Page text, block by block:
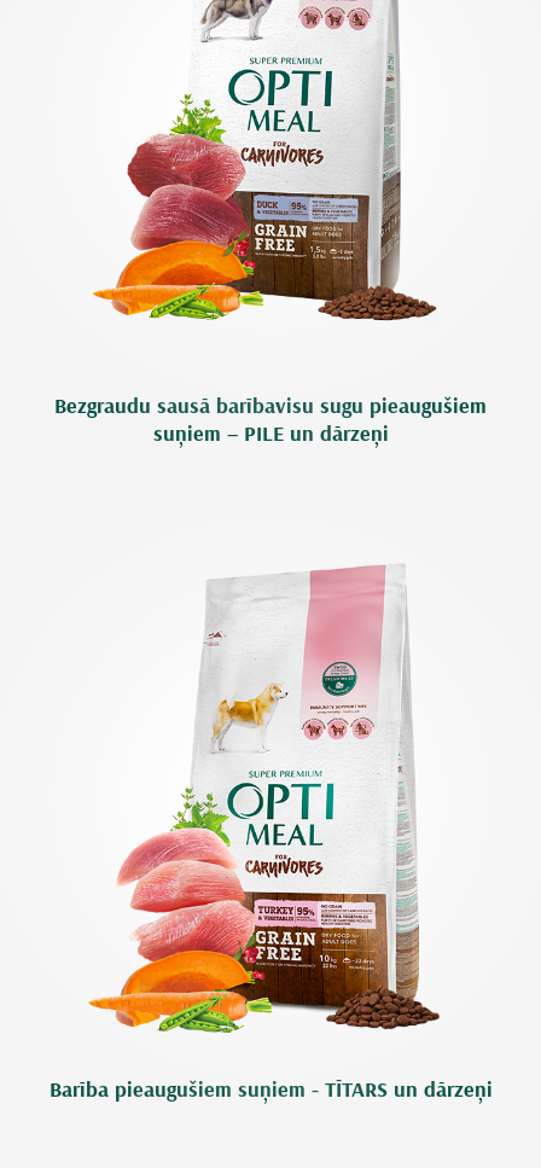
Bezgraudu sausā barībavisu sugu pieaugušiem
suņiem – PILE un dārzeņi
Barība pieaugušiem suņiem - TĪTARS un dārzeņi